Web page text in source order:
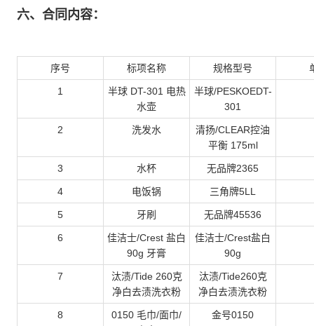
六、 合同内容：
序号 标项名称 规格型号
1
半球 DT-301 电热
水壶
半球/PESKOEDT-
301
2 洗发水
清扬/CLEAR控油
平衡 175ml
3 水杯 无品牌2365
4 电饭锅 三角牌5LL
5 牙刷 无品牌45536
6
佳洁士/Crest 盐白
90g 牙膏
佳洁士/Crest盐白
90g
7
汰渍/Tide 260克
净白去渍洗衣粉
汰渍/Tide260克
净白去渍洗衣粉
8
0150 毛巾/面巾/
金号0150